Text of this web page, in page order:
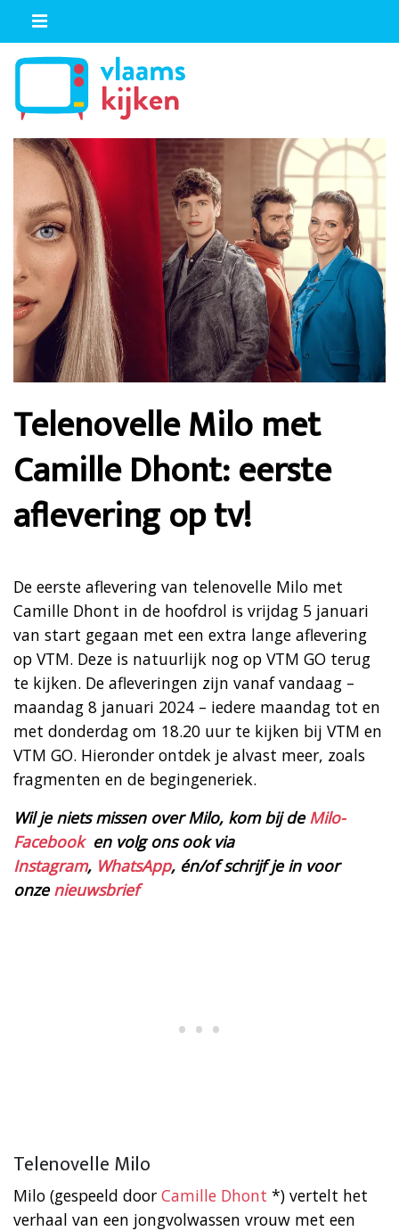
Telenovelle Milo met
Camille Dhont: eerste
aflevering op tv!
De eerste aflevering van telenovelle Milo met
Camille Dhont in de hoofdrol is vrijdag 5 januari
van start gegaan met een extra lange aflevering
op VTM. Deze is natuurlijk nog op VTM GO terug
te kijken. De afleveringen zijn vanaf vandaag –
maandag 8 januari 2024 – iedere maandag tot en
met donderdag om 18.20 uur te kijken bij VTM en
VTM GO. Hieronder ontdek je alvast meer, zoals
fragmenten en de begingeneriek.
Wil je niets missen over Milo, kom bij de Milo-
Facebooken volg ons ook via
Instagram, WhatsApp, én/of schrijf je in voor
onzenieuwsbrief
Telenovelle Milo
Milo (gespeeld door Camille Dhont *) vertelt het
verhaal van een jongvolwassen vrouw met een